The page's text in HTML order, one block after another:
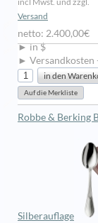
Versand
netto: 2.400,00€
► in $
► Versandkosten
Robbe & Berking
Silberauflage